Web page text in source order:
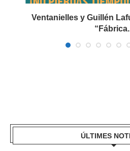
Ventanielles y Guillén
ÚLTIMES